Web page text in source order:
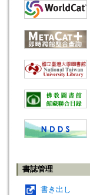
書誌管理
書き出し